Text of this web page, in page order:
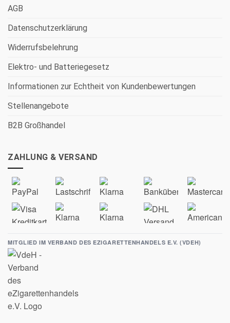
AGB
Datenschutzerklärung
Widerrufsbelehrung
Elektro- und Batteriegesetz
Informationen zur Echtheit von Kundenbewertungen
Stellenangebote
B2B Großhandel
ZAHLUNG & VERSAND
MITGLIED IM VERBAND DES EZIGARETTENHANDELS E.V. (VDEH)